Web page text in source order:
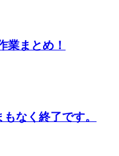
まとめ！
なく終了です。